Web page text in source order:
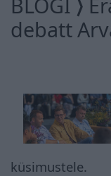
debatt
küsimustele.